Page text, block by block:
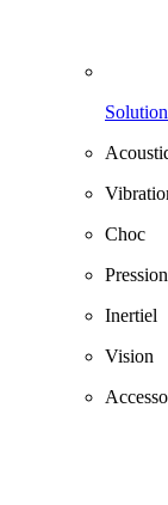
Choc
Pression
Inertiel
Vision